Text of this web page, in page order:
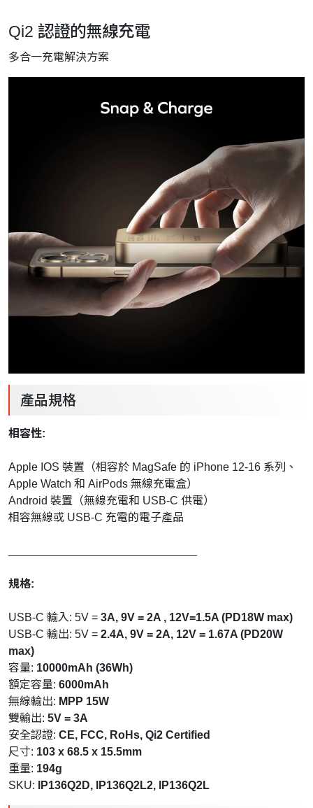
Qi2 認證的無線充電
多合一充電解決方案
產品規格
相容性:
Apple IOS 裝置（相容於 MagSafe 的 iPhone 12-16 系列、
Apple Watch 和 AirPods 無線充電盒）
Android 裝置（無線充電和 USB-C 供電）
相容無線或 USB-C 充電的電子產品
規格:
USB-C 輸入: 5V = 3A, 9V = 2A , 12V=1.5A (PD18W max)
USB-C 輸出: 5V = 2.4A, 9V = 2A, 12V = 1.67A (PD20W
max)
容量: 10000mAh (36Wh)
額定容量: 6000mAh
無線輸出: MPP 15W
雙輸出: 5V = 3A
安全認證: CE, FCC, RoHs, Qi2 Certified
尺寸: 103 x 68.5 x 15.5mm
重量: 194g
SKU:
IP136Q2D, IP136Q2L2, IP136Q2L